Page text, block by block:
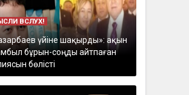
ВСЛУХ!
үйіне шақырды»: ақын
бұрын-соңды айтпаған
бөлісті